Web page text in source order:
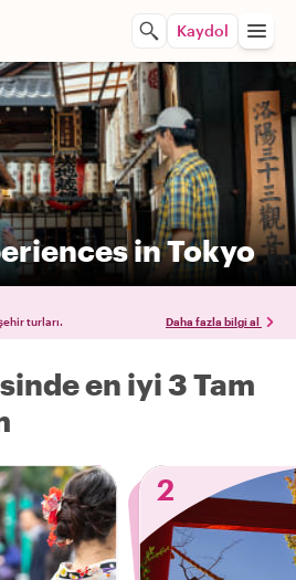
Kaydol
in Tokyo
turları. Daha fazla bilgi al
en iyi 3 Tam
2